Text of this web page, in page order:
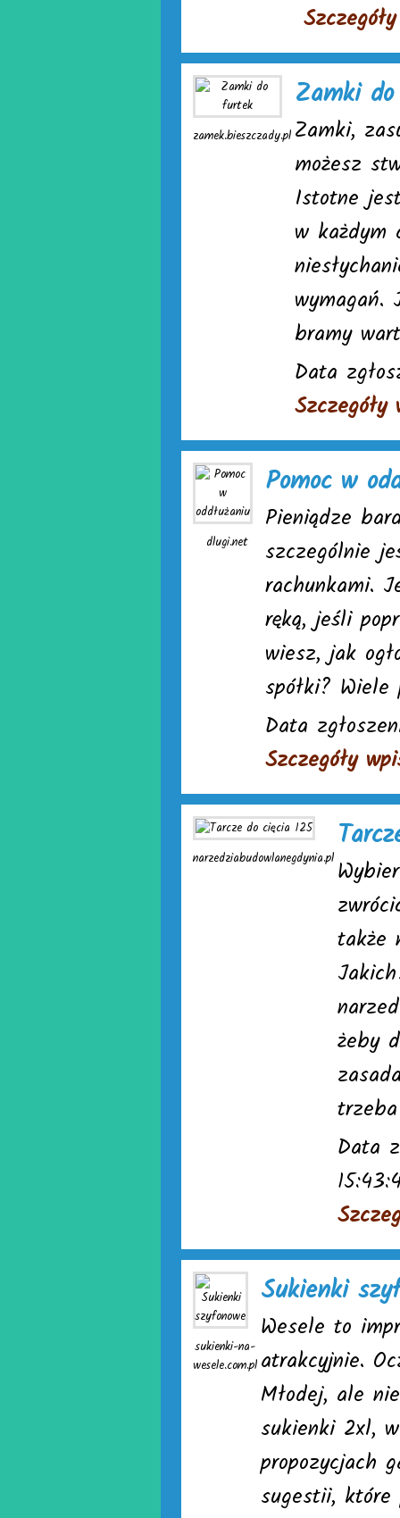
zamek.bieszczady.pl
Zamki
Zamki,
możesz
Istotne
w każdym
bramy
Data
Szczegóły
dlugi.net
Pomoc w
Pieniądze
szczególnie
rachunkami.
ręką, jeśli
wiesz, jak
spółki?
Data
Szczegóły
narzedziabudowlanegdynia.pl
także
żeby
Data
sukienki-na-
wesele.com.pl
Sukienki
Wesele to
atrakcyjnie.
Młodej, ale
sukienki 2xl,
propozycjach
sugestii,